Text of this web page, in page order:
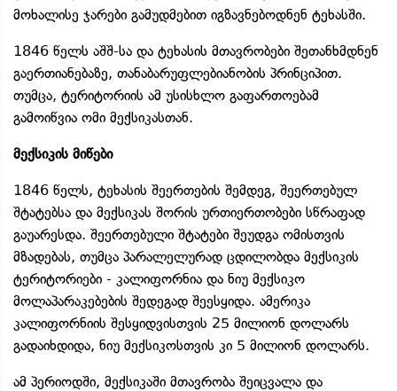
მოხალისე ჯარები გამუდმებით იგზავნებოდნენ ტეხასში.
1846 წელს აშშ-სა და ტეხასის მთავრობები შეთანხმდნენ
გაერთიანებაზე, თანაბარუფლებიანობის პრინციპით.
თუმცა, ტერიტორიის ამ უსისხლო გაფართოებამ
გამოიწვია ომი მექსიკასთან.
მექსიკის მიწები
1846 წელს, ტეხასის შეერთების შემდეგ, შეერთებულ
შტატებსა და მექსიკას შორის ურთიერთობები სწრაფად
გაუარესდა. შეერთებული შტატები შეუდგა ომისთვის
მზადებას, თუმცა პარალელურად ცდილობდა მექსიკის
ტერიტორიები - კალიფორნია და ნიუ მექსიკო
მოლაპარაკებების შედეგად შეესყიდა. ამერიკა
კალიფორნიის შესყიდვისთვის 25 მილიონ დოლარს
გადაიხდიდა, ნიუ მექსიკოსთვის კი 5 მილიონ დოლარს.
ამ პერიოდში, მექსიკაში მთავრობა შეიცვალა და